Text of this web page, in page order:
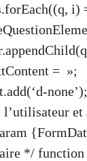
i)
= »;
l’utilisateur
*/ function